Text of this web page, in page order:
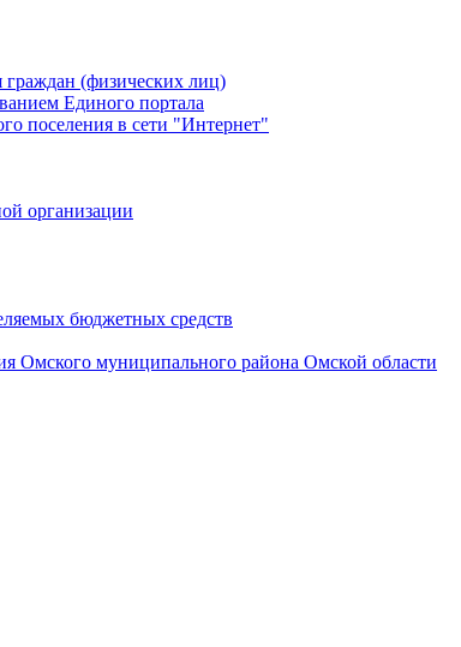
(физических лиц)
Единого портала
поселения в сети "Интернет"
организации
бюджетных средств
Омского муниципального района Омской области